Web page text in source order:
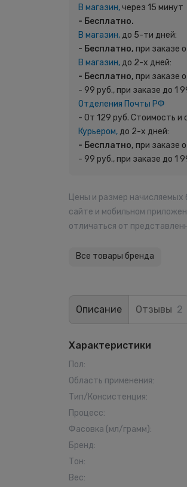
В магазин,через 15 минут
- Бесплатно.
В магазин,до 5-ти дней:
- Бесплатно, при заказе
В магазин,до 2-х дней:
- Бесплатно, при заказе
- 99 руб., при заказе до 1
Отделения Почты РФ
- От 129 руб. Стоимость и
Курьером,до 2-х дней:
- Бесплатно, при заказе
- 99 руб., при заказе до 1
Цены и размер начисляемых
сайте и мобильном
отличаться от
Все товары бренда
Описание Отзывы 2
Характеристики
Пол:
Область применения:
Тип/Консистенция:
Процесс:
Фасовка (мл/грамм):
Бренд:
Тон:
Вес: